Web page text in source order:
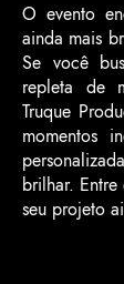
O evento
ainda mais
Se você
repleta de
Truque
momentos
brilhar.
seu projeto